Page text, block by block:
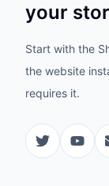
your
Start with the
the website
requires it.